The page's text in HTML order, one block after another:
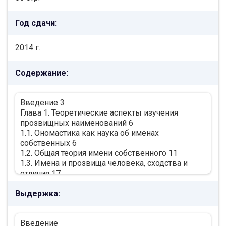
Год сдачи:
2014 г.
Содержание:
Введение 3
Глава 1. Теоретические аспекты изучения
прозвищных наименований 6
1.1. Ономастика как наука об именах
собственных 6
1.2. Общая теория имени собственного 11
1.3. Имена и прозвища человека, сходства и
отличия 17
Глава 2. Практическое исследование
2.1. Семантические особенности прозвищ 29
Выдержка:
Введение